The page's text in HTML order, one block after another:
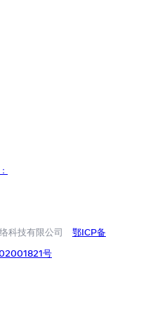
科技有限公司
鄂ICP备
号